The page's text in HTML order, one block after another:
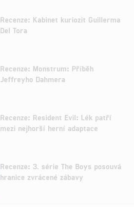
Recenze: Kabinet kuriozit Guillerma
Del Tora
Recenze: Monstrum: Příběh
Jeffreyho Dahmera
Recenze: Resident Evil: Lék patří
mezi nejhorší herní adaptace
Recenze: 3. série The Boys posouvá
hranice zvrácené zábavy